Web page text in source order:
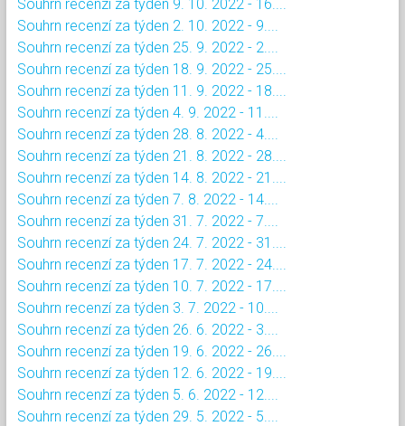
Souhrn recenzí za týden 9. 10. 2022 - 16....
Souhrn recenzí za týden 2. 10. 2022 - 9....
Souhrn recenzí za týden 25. 9. 2022 - 2....
Souhrn recenzí za týden 18. 9. 2022 - 25....
Souhrn recenzí za týden 11. 9. 2022 - 18....
Souhrn recenzí za týden 4. 9. 2022 - 11....
Souhrn recenzí za týden 28. 8. 2022 - 4....
Souhrn recenzí za týden 21. 8. 2022 - 28....
Souhrn recenzí za týden 14. 8. 2022 - 21....
Souhrn recenzí za týden 7. 8. 2022 - 14....
Souhrn recenzí za týden 31. 7. 2022 - 7....
Souhrn recenzí za týden 24. 7. 2022 - 31....
Souhrn recenzí za týden 17. 7. 2022 - 24....
Souhrn recenzí za týden 10. 7. 2022 - 17....
Souhrn recenzí za týden 3. 7. 2022 - 10....
Souhrn recenzí za týden 26. 6. 2022 - 3....
Souhrn recenzí za týden 19. 6. 2022 - 26....
Souhrn recenzí za týden 12. 6. 2022 - 19....
Souhrn recenzí za týden 5. 6. 2022 - 12....
Souhrn recenzí za týden 29. 5. 2022 - 5....